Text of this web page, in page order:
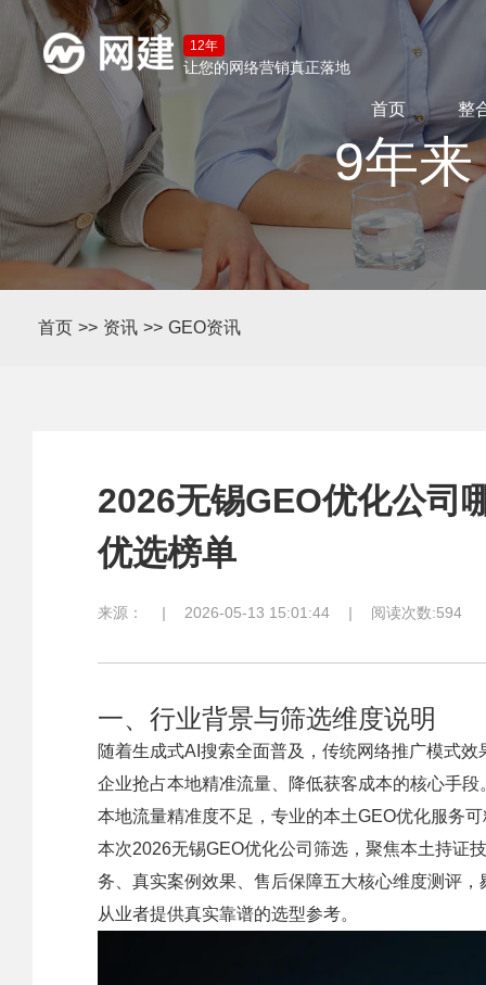
12年
让您的网络营销真正落地
首页 整
9年
首页 >> 资讯 >> GEO资讯
2026无锡GEO优化公司
优选榜单
来源： | 2026-05-13 15:01:44 | 阅读次数:594
一、行业背景与筛选维度说明
随着生成式AI搜索全面普及，传统网络推广模式效
企业抢占本地精准流量、降低获客成本的核心手
本地流量精准度不足，专业的本土GEO优化服务
本次2026无锡GEO优化公司筛选，聚焦本土持证
务、真实案例效果、售后保障五大核心维度测评
从业者提供真实靠谱的选型参考。